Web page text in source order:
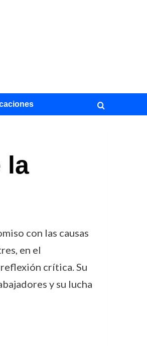
la
con las causas
en el
crítica. Su
y su lucha